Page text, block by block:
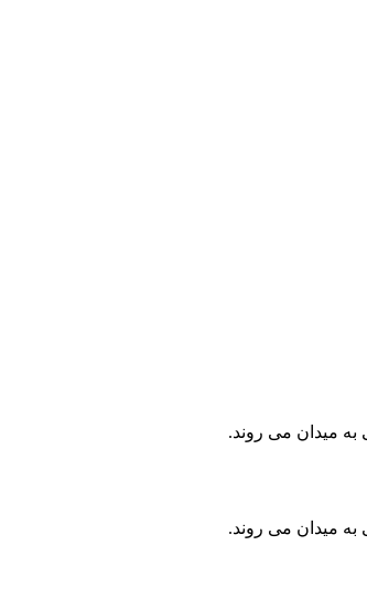
به میدان می روند.
به میدان می روند.